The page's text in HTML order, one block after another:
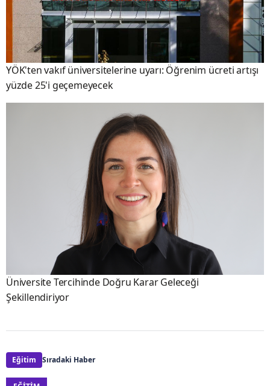
YÖK'ten vakıf üniversitelerine uyarı: Öğrenim ücreti artışı
yüzde 25'i geçemeyecek
Üniversite Tercihinde Doğru Karar Geleceği
Şekillendiriyor
Eğitim Sıradaki Haber